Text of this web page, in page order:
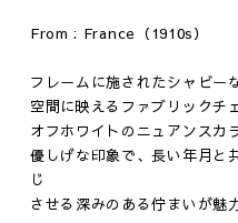
Fashion
ジュエリー
ウェア
From : France（1910s）
フレームに施されたシャビー
空間に映えるファブリックチ
オフホワイトのニュアンスカ
優しげな印象で、長い年月と
じ
させる深みのある佇まいが魅